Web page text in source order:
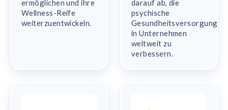
ermöglichen und ihre
Wellness-Reife
weiterzuentwickeln.
darauf ab, die
psychische
Gesundheitsversorgung
in Unternehmen
weltweit zu
verbessern.